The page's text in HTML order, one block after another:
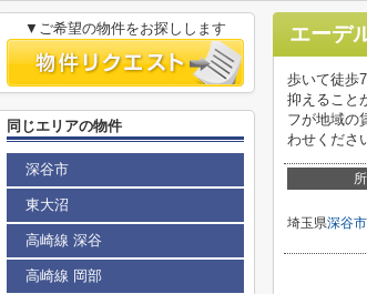
エーデ
歩いて徒歩
抑えること
フが地域の
わせくださ
埼玉県深谷市
▼ご希望の物件をお探しします
同じエリアの物件
深谷市
東大沼
高崎線 深谷
高崎線 岡部